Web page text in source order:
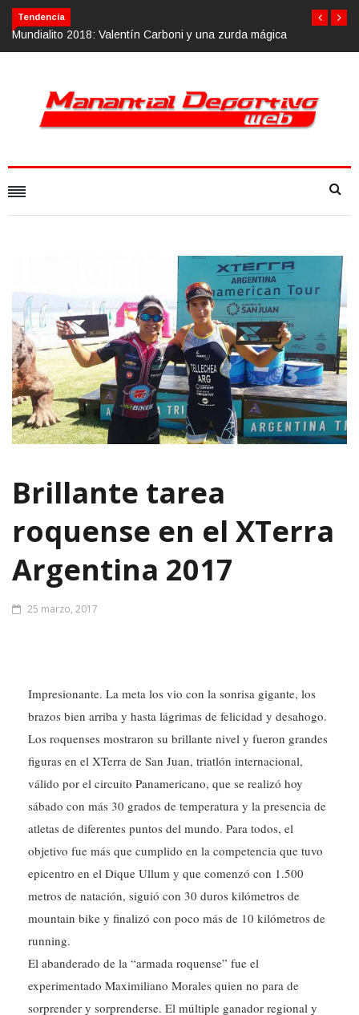
Tendencia
Calvario Race 2018, 10 de noviembre
Brillante tarea
roquense en el XTerra
Argentina 2017
25 marzo, 2017
Impresionante. La meta los vio con la sonrisa gigante, los
brazos bien arriba y hasta lágrimas de felicidad y desahogo.
Los roquenses mostraron su brillante nivel y fueron grandes
figuras en el XTerra de San Juan, triatlón internacional,
válido por el circuito Panamericano, que se realizó hoy
sábado con más 30 grados de temperatura y la presencia de
atletas de diferentes puntos del mundo. Para todos, el
objetivo fue más que cumplido en la competencia que tuvo
epicentro en el Dique Ullum y que comenzó con 1.500
metros de natación, siguió con 30 duros kilómetros de
mountain bike y finalizó con poco más de 10 kilómetros de
running.
El abanderado de la “armada roquense” fue el
experimentado Maximiliano Morales quien no para de
sorprender y sorprenderse. El múltiple ganador regional y